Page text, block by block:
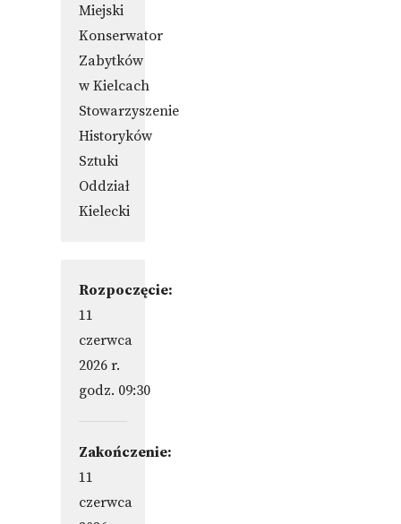
Miejski
Konserwator
Zabytków
w Kielcach
Stowarzyszenie
Historyków
Sztuki
Oddział
Kielecki
Rozpoczęcie:
11
czerwca
2026 r.
godz. 09:30
Zakończenie:
11
czerwca